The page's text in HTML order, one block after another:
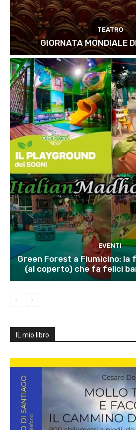
TEATRO
GIORNATA MONDIALE
EVENTI
Green Forest a Fiumicino:
(al coperto) che fa felici
IL mio libro